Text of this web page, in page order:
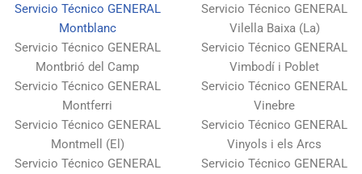
Servicio Técnico GENERAL
Montblanc
Servicio Técnico GENERAL
Montbrió del Camp
Servicio Técnico GENERAL
Montferri
Servicio Técnico GENERAL
Montmell (El)
Servicio Técnico GENERAL
Servicio Técnico GENERAL
Vilella Baixa (La)
Servicio Técnico GENERAL
Vimbodí i Poblet
Servicio Técnico GENERAL
Vinebre
Servicio Técnico GENERAL
Vinyols i els Arcs
Servicio Técnico GENERAL